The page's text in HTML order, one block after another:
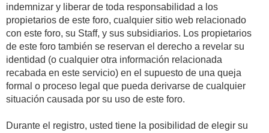
indemnizar y liberar de toda responsabilidad a los
propietarios de este foro, cualquier sitio web relacionado
con este foro, su Staff, y sus subsidiarios. Los propietarios
de este foro también se reservan el derecho a revelar su
identidad (o cualquier otra información relacionada
recabada en este servicio) en el supuesto de una queja
formal o proceso legal que pueda derivarse de cualquier
situación causada por su uso de este foro.
Durante el registro, usted tiene la posibilidad de elegir su